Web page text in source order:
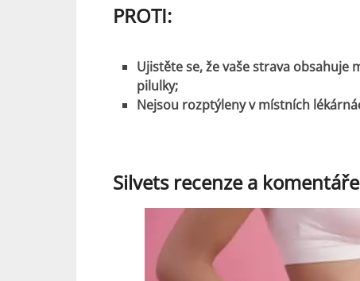
PROTI:
Ujistěte se, že vaše strava obsahuje
pilulky;
Nejsou rozptýleny v místních
Silvets recenze a